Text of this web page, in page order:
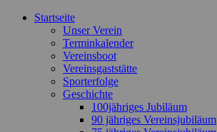
oben
Startseite
Unser Verein
Terminkalender
Vereinsboot
Vereinsgaststätte
Sporterfolge
Geschichte
100jähriges Jubiläum
90 jähriges Vereinsjubiläum